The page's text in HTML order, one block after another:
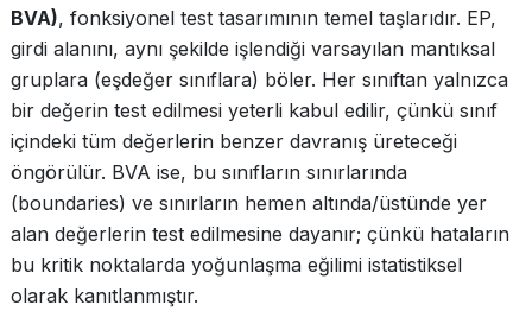
BVA), fonksiyonel test tasarımının temel taşlarıdır. EP,
girdi alanını, aynı şekilde işlendiği varsayılan mantıksal
gruplara (eşdeğer sınıflara) böler. Her sınıftan yalnızca
bir değerin test edilmesi yeterli kabul edilir, çünkü sınıf
içindeki tüm değerlerin benzer davranış üreteceği
öngörülür. BVA ise, bu sınıfların sınırlarında
(boundaries) ve sınırların hemen altında/üstünde yer
alan değerlerin test edilmesine dayanır; çünkü hataların
bu kritik noktalarda yoğunlaşma eğilimi istatistiksel
olarak kanıtlanmıştır.